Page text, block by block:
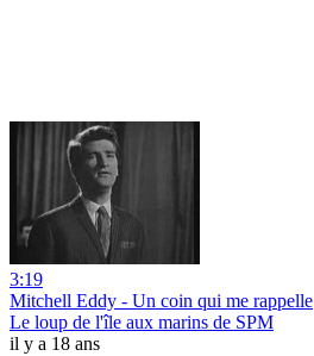
3:19
Mitchell Eddy - Un coin qui me rappelle
Le loup de l'île aux marins de SPM
il y a 18 ans